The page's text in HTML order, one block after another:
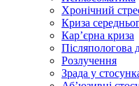
Хронічний
Криза
Карʼєрна криза
Післяпологова
Розлучення
Зрада у